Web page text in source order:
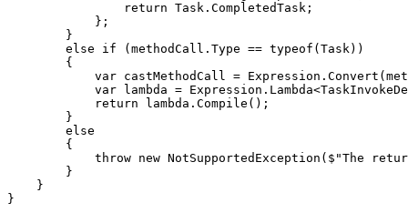
                return Task.CompletedTask;
            };
        }
        else if (methodCall.Type == typeof(Task))
        {
var castMethodCall =
var lambda =
            return lambda.Compile();
        }
        else
        {
throw new NotSupportedException($"The
        }
    }
}